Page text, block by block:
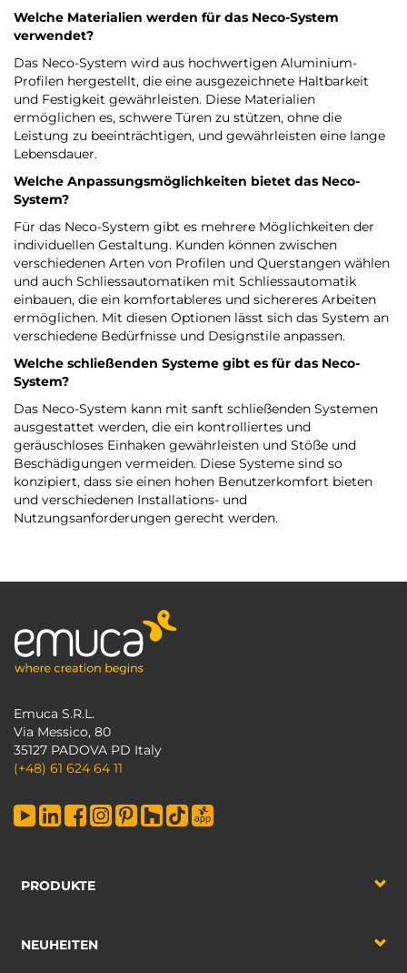
Welche Materialien werden für das Neco-System
verwendet?
Das Neco-System wird aus hochwertigen Aluminium-
Profilen hergestellt, die eine ausgezeichnete Haltbarkeit
und Festigkeit gewährleisten. Diese Materialien
ermöglichen es, schwere Türen zu stützen, ohne die
Leistung zu beeinträchtigen, und gewährleisten eine lange
Lebensdauer.
Welche Anpassungsmöglichkeiten bietet das Neco-
System?
Für das Neco-System gibt es mehrere Möglichkeiten der
individuellen Gestaltung. Kunden können zwischen
verschiedenen Arten von Profilen und Querstangen wählen
und auch Schliessautomatiken mit Schliessautomatik
einbauen, die ein komfortableres und sichereres Arbeiten
ermöglichen. Mit diesen Optionen lässt sich das System an
verschiedene Bedürfnisse und Designstile anpassen.
Welche schließenden Systeme gibt es für das Neco-
System?
Das Neco-System kann mit sanft schließenden Systemen
ausgestattet werden, die ein kontrolliertes und
geräuschloses Einhaken gewährleisten und Stöße und
Beschädigungen vermeiden. Diese Systeme sind so
konzipiert, dass sie einen hohen Benutzerkomfort bieten
und verschiedenen Installations- und
Nutzungsanforderungen gerecht werden.
Emuca S.R.L.
Via Messico, 80
35127 PADOVA PD Italy
(+48) 61 624 64 11
PRODUKTE
NEUHEITEN